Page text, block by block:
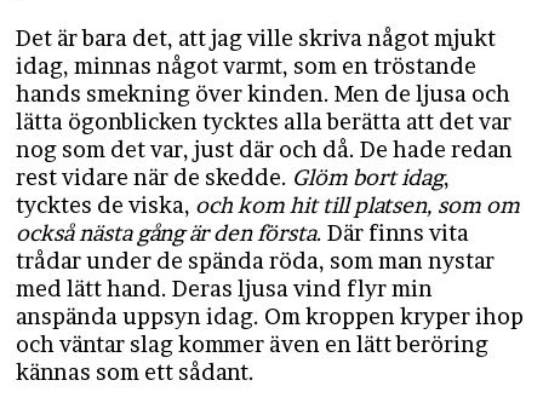
Det är bara det, att jag ville skriva något mjukt
idag, minnas något varmt, som en tröstande
hands smekning över kinden. Men de ljusa och
lätta ögonblicken tycktes alla berätta att det var
nog som det var, just där och då. De hade redan
rest vidare när de skedde. Glöm bort idag,
tycktes de viska, och kom hit till platsen, som om
också nästa gång är den första. Där finns vita
trådar under de spända röda, som man nystar
med lätt hand. Deras ljusa vind flyr min
anspända uppsyn idag. Om kroppen kryper ihop
och väntar slag kommer även en lätt beröring
kännas som ett sådant.